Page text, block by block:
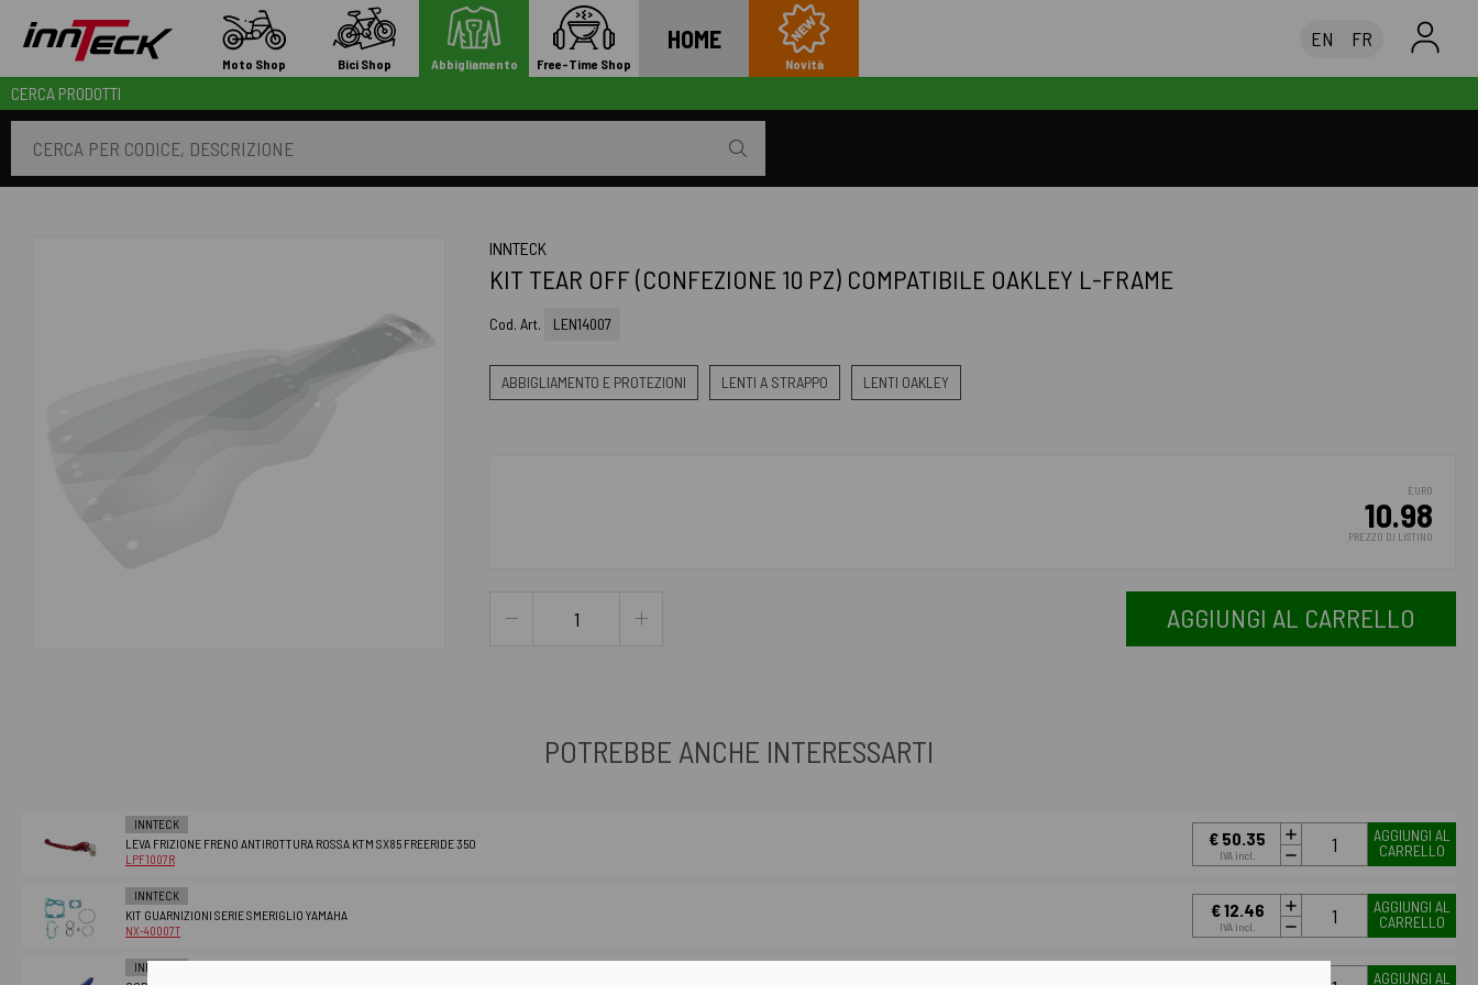
EN FR
Moto Shop Bici Shop Abbigliamento Free-Time Shop
HOME
Novità
CERCA PRODOTTI
INNTECK
KIT TEAR OFF (CONFEZIONE 10 PZ) COMPATIBILE OAKLEY L-FRAME
Cod. Art. LEN14007
ABBIGLIAMENTO E PROTEZIONI LENTI A STRAPPO LENTI OAKLEY
EURO
10.98
PREZZO DI LISTINO
AGGIUNGI AL CARRELLO
POTREBBE ANCHE INTERESSARTI
INNTECK
LEVA FRIZIONE FRENO ANTIROTTURA ROSSA KTM SX85 FREERIDE 350
LPF1007R
€ 50.35
IVA incl.
AGGIUNGI AL
CARRELLO
INNTECK
KIT GUARNIZIONI SERIE SMERIGLIO YAMAHA
NX-40007T
€ 12.46
IVA incl.
AGGIUNGI AL
CARRELLO
INNTECK
AGGIUNGI AL